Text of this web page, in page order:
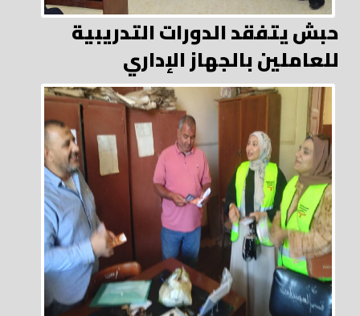
حبش يتفقد الدورات التدريبية
للعاملين بالجهاز الإداري